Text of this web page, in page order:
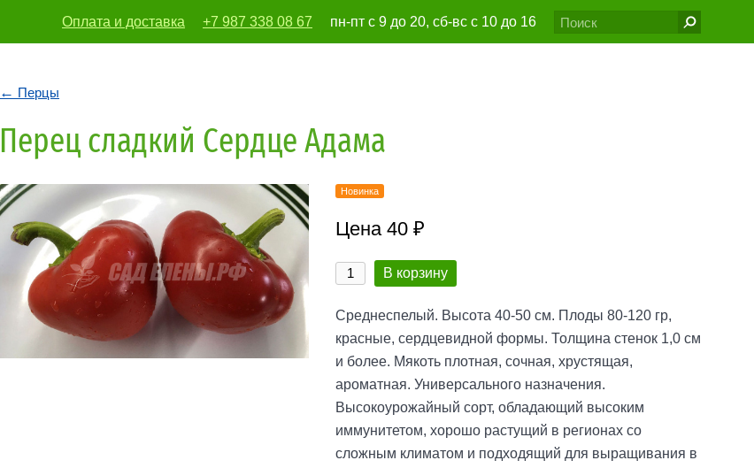
Оплата и доставка +7 987 338 08 67 пн-пт с 9 до 20, сб-вс с 10 до 16
Перцы
Перец сладкий Сердце Адама
Новинка
Цена 40 ₽
В корзину
Среднеспелый. Высота 40-50 см. Плоды 80-120 гр,
красные, сердцевидной формы. Толщина стенок 1,0 см
и более. Мякоть плотная, сочная, хрустящая,
ароматная. Универсального назначения.
Высокоурожайный сорт, обладающий высоким
иммунитетом, хорошо растущий в регионах со
сложным климатом и подходящий для выращивания в